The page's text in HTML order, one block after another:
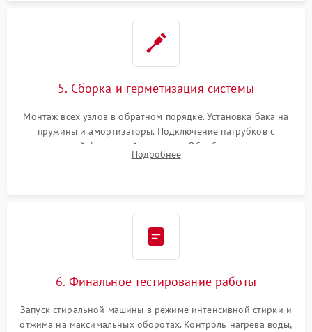
5. Сборка и герметизация системы
Монтаж всех узлов в обратном порядке. Установка бака на
пружины и амортизаторы. Подключение патрубков с
надежной фиксацией хомутами. Обработка стыков
герметиком для предотвращения возможных протечек воды.
Подробнее
6. Финальное тестирование работы
Запуск стиральной машины в режиме интенсивной стирки и
отжима на максимальных оборотах. Контроль нагрева воды,